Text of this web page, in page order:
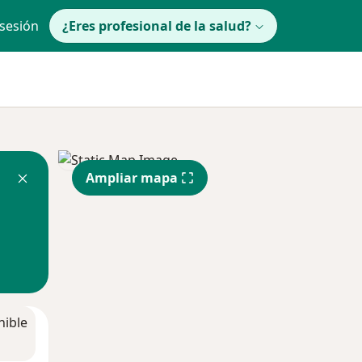
¿Eres profesional de la salud?
Ampliar mapa